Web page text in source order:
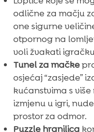
odlične za mačju
one sigurne
otpornog na
voli žvakati
Tunel za mačke
osjećaj “zasjede”
kućanstvima s
izmjenu u igri,
prostor za odmor.
Puzzle hranilica